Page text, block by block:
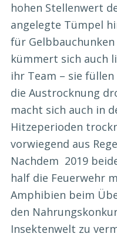
hohen Stellenwert
angelegte Tümpel
für
kümmert sich auch
ihr Team – sie
die Austrocknung
macht sich auch in
Hitzeperioden
vorwiegend aus
Nachdem 2019
half die Feuerwehr
Amphibien beim
den
Insektenwelt zu